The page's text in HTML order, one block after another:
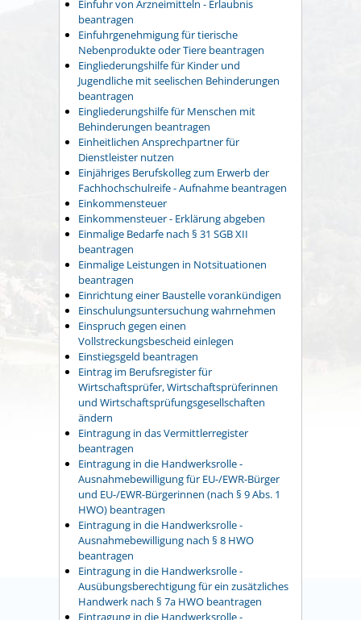
Einfuhr von Arzneimitteln - Erlaubnis
beantragen
Einfuhrgenehmigung für tierische
Nebenprodukte oder Tiere beantragen
Eingliederungshilfe für Kinder und
Jugendliche mit seelischen Behinderungen
beantragen
Eingliederungshilfe für Menschen mit
Behinderungen beantragen
Einheitlichen Ansprechpartner für
Dienstleister nutzen
Einjähriges Berufskolleg zum Erwerb der
Fachhochschulreife - Aufnahme beantragen
Einkommensteuer
Einkommensteuer - Erklärung abgeben
Einmalige Bedarfe nach § 31 SGB XII
beantragen
Einmalige Leistungen in Notsituationen
beantragen
Einrichtung einer Baustelle vorankündigen
Einschulungsuntersuchung wahrnehmen
Einspruch gegen einen
Vollstreckungsbescheid einlegen
Einstiegsgeld beantragen
Eintrag im Berufsregister für
Wirtschaftsprüfer, Wirtschaftsprüferinnen
und Wirtschaftsprüfungsgesellschaften
ändern
Eintragung in das Vermittlerregister
beantragen
Eintragung in die Handwerksrolle -
Ausnahmebewilligung für EU-/EWR-Bürger
und EU-/EWR-Bürgerinnen (nach § 9 Abs. 1
HWO) beantragen
Eintragung in die Handwerksrolle -
Ausnahmebewilligung nach § 8 HWO
beantragen
Eintragung in die Handwerksrolle -
Ausübungsberechtigung für ein zusätzliches
Handwerk nach § 7a HWO beantragen
Eintragung in die Handwerksrolle -